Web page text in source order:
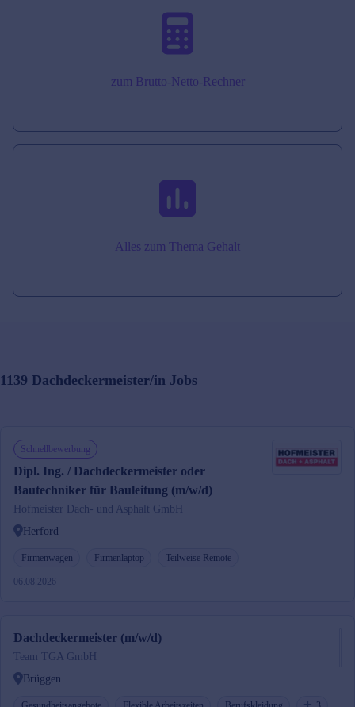
zum Brutto-Netto-Rechner
Alles zum Thema Gehalt
1139 Dachdeckermeister/in Jobs
Schnellbewerbung
Dipl. Ing. / Dachdeckermeister oder
Bautechniker für Bauleitung (m/w/d)
Hofmeister Dach- und Asphalt GmbH
Herford
Firmenwagen Firmenlaptop Teilweise Remote
06.08.2026
Dachdeckermeister (m/w/d)
Team TGA GmbH
Brüggen